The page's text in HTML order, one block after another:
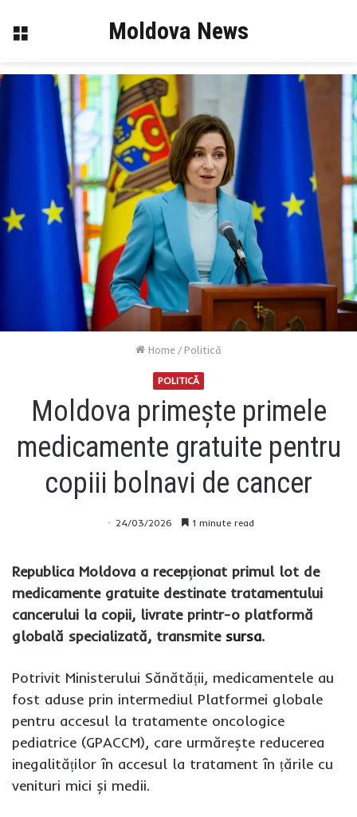
Menu Moldova News
Home /Politică
POLITICĂ
Moldova primește primele
medicamente gratuite pentru
copiii bolnavi de cancer
24/03/2026 1 minute read
Republica Moldova a recepționat primul lot de
medicamente gratuite destinate tratamentului
cancerului la copii, livrate printr-o platformă
globală specializată, transmite sursa.
Potrivit Ministerului Sănătății, medicamentele au
fost aduse prin intermediul Platformei globale
pentru accesul la tratamente oncologice
pediatrice (GPACCM), care urmărește reducerea
inegalităților în accesul la tratament în țările cu
venituri mici și medii.